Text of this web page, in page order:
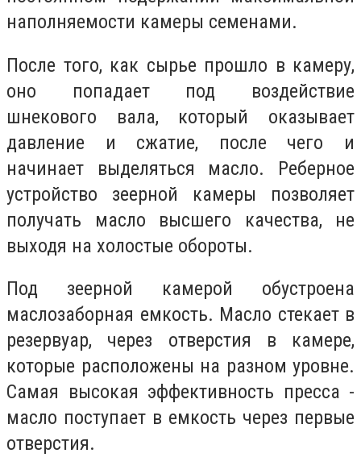
наполняемости камеры семенами.
После того, как сырье прошло в камеру,
оно попадает под воздействие
шнекового вала, который оказывает
давление и сжатие, после чего и
начинает выделяться масло. Реберное
устройство зеерной камеры позволяет
получать масло высшего качества, не
выходя на холостые обороты.
Под зеерной камерой обустроена
маслозаборная емкость. Масло стекает в
резервуар, через отверстия в камере,
которые расположены на разном уровне.
Самая высокая эффективность пресса -
масло поступает в емкость через первые
отверстия.